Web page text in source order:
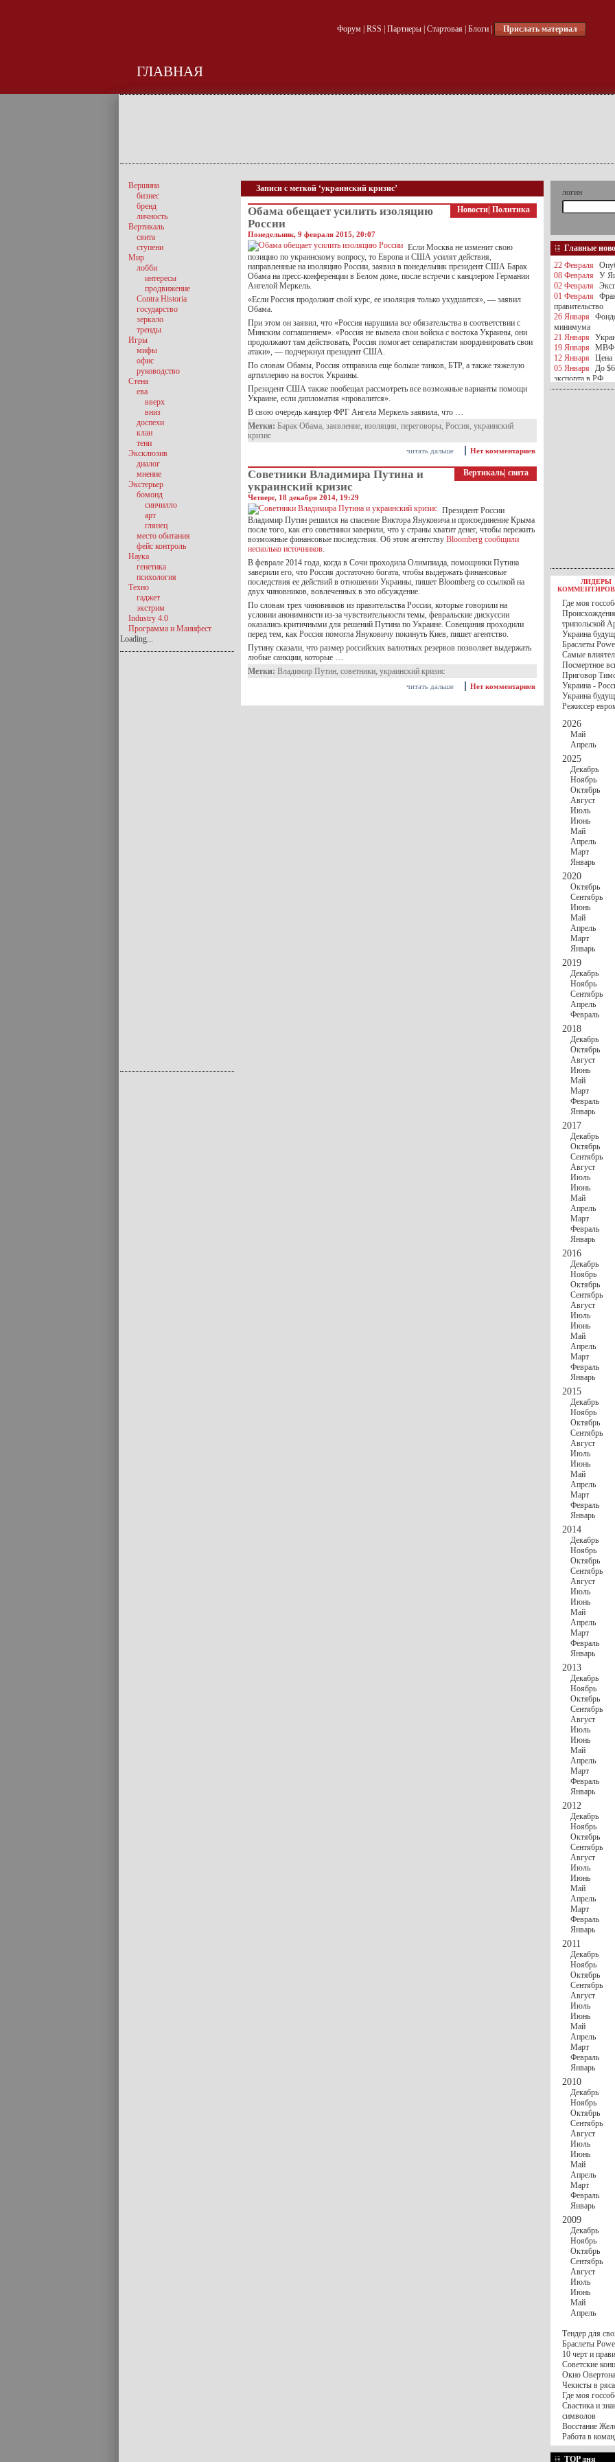
Форум| RSS Партнеры| Стартовая| Блоги| Прислать материал
ГЛАВНАЯ
Записи с меткой ‘украинский кризис’
Новости Политика
Обама обещает усилить изоляцию
России
Понедельник, 9 февраля 2015, 20:07
Если Москва не изменит свою
позицию по украинскому вопросу, то Европа и США усилят действия,
направленные на изоляцию России, заявил в понедельник президент США Барак
Обама на пресс-конференции в Белом доме, после встречи с канцлером Германии
Ангелой Меркель.
«Если Россия продолжит свой курс, ее изоляция только ухудшится», — заявил
Обама.
При этом он заявил, что «Россия нарушила все обязательства в соответствии с
Минским соглашением». «Россия не вывела свои войска с востока Украины, они
продолжают там действовать, Россия помогает сепаратистам координировать свои
атаки», — подчеркнул президент США.
По словам Обамы, Россия отправила еще больше танков, БТР, а также тяжелую
артиллерию на восток Украины.
Президент США также пообещал рассмотреть все возможные варианты помощи
Украине, если дипломатия «провалится».
В свою очередь канцлер ФРГ Ангела Меркель заявила, что …
Метки: Барак Обама, заявление, изоляция, переговоры, Россия, украинский
кризис
Нет комментариев
читать дальше
Вертикаль| свита
Советники Владимира Путина и
украинский кризис
Четверг, 18 декабря 2014, 19:29
Президент России
Владимир Путин решился на спасение Виктора Януковича и присоединение Крыма
после того, как его советники заверили, что у страны хватит денег, чтобы пережить
возможные финансовые последствия. Об этом агентству Bloomberg сообщили
несколько источников.
В феврале 2014 года, когда в Сочи проходила Олимпиада, помощники Путина
заверили его, что Россия достаточно богата, чтобы выдержать финансовые
последствия ее действий в отношении Украины, пишет Bloomberg со ссылкой на
двух чиновников, вовлеченных в это обсуждение.
По словам трех чиновников из правительства России, которые говорили на
условии анонимности из-за чувствительности темы, февральские дискуссии
оказались критичными для решений Путина по Украине. Совещания проходили
перед тем, как Россия помогла Януковичу покинуть Киев, пишет агентство.
Путину сказали, что размер российских валютных резервов позволяет выдержать
любые санкции, которые …
Метки: Владимир Путин, советники, украинский кризис
Нет комментариев
читать дальше
Вершина
бизнес
бренд
личность
Вертикаль
свита
ступени
Мир
лобби
интересы
продвижение
Contra Historia
государство
зеркало
тренды
Игры
мифы
офис
руководство
Стена
ева
вверх
вниз
доспехи
клан
тени
Эксклюзив
диалог
мнение
Экстерьер
бомонд
синчилло
арт
глянец
место обитания
фейс контроль
Наука
генетика
психология
Техно
гаджет
экстрим
Industry 4.0
Программа и Манифест
Loading...
логин
Главные
22 Февраля
08 Февраля
У
02 Февраля
01 Февраля
правительство
26 Января
минимума
21 Января
19 Января
МВФ
12 Января
Цена
05 Января
До
экспорта в РФ
05 Января
Киев
30 Ноября С 1
30 Ноября
РФ
27 Ноября
ВВП
госбюджете
27 Ноября
Турции
17 Ноября
шестилетнего
16 Ноября
13 Ноября
10 Ноября
10 Ноября
особом статусе
03 Ноября
ЛИДЕРЫ
Где моя
трипольской
Украина
Браслеты
Самые
Посмертное
Приговор
Украина -
Украина
Режиссер
2026
Май
Апрель
2025
Декабрь
Ноябрь
Октябрь
Август
Июль
Июнь
Май
Апрель
Март
Январь
2020
Октябрь
Сентябрь
Июнь
Май
Апрель
Март
Январь
2019
Декабрь
Ноябрь
Сентябрь
Апрель
Февраль
2018
Декабрь
Октябрь
Август
Июнь
Май
Март
Февраль
Январь
2017
Декабрь
Октябрь
Сентябрь
Август
Июль
Июнь
Май
Апрель
Март
Февраль
Январь
2016
Декабрь
Ноябрь
Октябрь
Сентябрь
Август
Июль
Июнь
Май
Апрель
Март
Февраль
Январь
2015
Декабрь
Ноябрь
Октябрь
Сентябрь
Август
Июль
Июнь
Май
Апрель
Март
Февраль
Январь
2014
Декабрь
Ноябрь
Октябрь
Сентябрь
Август
Июль
Июнь
Май
Апрель
Март
Февраль
Январь
2013
Декабрь
Ноябрь
Октябрь
Сентябрь
Август
Июль
Июнь
Май
Апрель
Март
Февраль
Январь
2012
Декабрь
Ноябрь
Октябрь
Сентябрь
Август
Июль
Июнь
Май
Апрель
Март
Февраль
Январь
2011
Декабрь
Ноябрь
Октябрь
Сентябрь
Август
Июль
Июнь
Май
Апрель
Март
Февраль
Январь
2010
Декабрь
Ноябрь
Октябрь
Сентябрь
Август
Июль
Июнь
Май
Апрель
Март
Февраль
Январь
2009
Декабрь
Ноябрь
Октябрь
Сентябрь
Август
Июль
Июнь
Май
Апрель
Тендер для
Браслеты
10 черт и
Советские
Окно
Чекисты в
Где моя
Свастика и
символов
Восстание
Работа в
TOP дня